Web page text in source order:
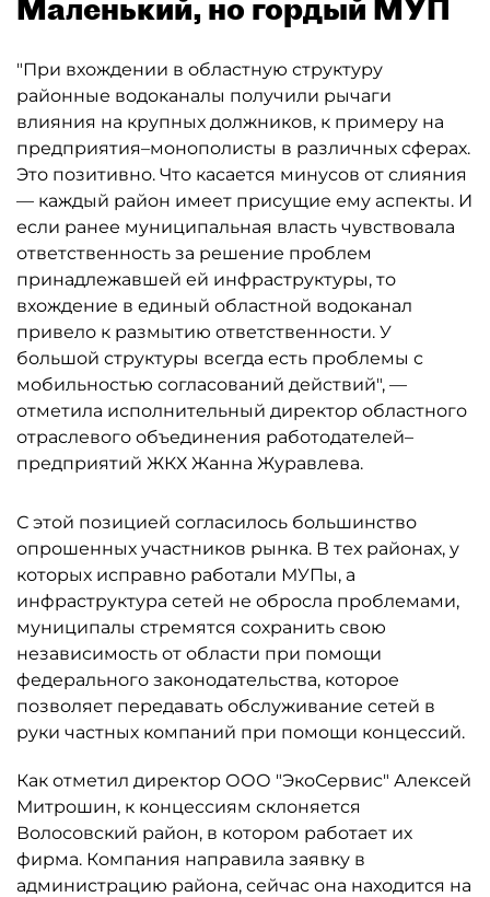
Маленький, но гордый МУП
"При вхождении в областную структуру
районные водоканалы получили рычаги
влияния на крупных должников, к примеру на
предприятия–монополисты в различных сферах.
Это позитивно. Что касается минусов от слияния
— каждый район имеет присущие ему аспекты. И
если ранее муниципальная власть чувствовала
ответственность за решение проблем
принадлежавшей ей инфраструктуры, то
вхождение в единый областной водоканал
привело к размытию ответственности. У
большой структуры всегда есть проблемы с
мобильностью согласований действий", —
отметила исполнительный директор областного
отраслевого объединения работодателей–
предприятий ЖКХ Жанна Журавлева.
С этой позицией согласилось большинство
опрошенных участников рынка. В тех районах, у
которых исправно работали МУПы, а
инфраструктура сетей не обросла проблемами,
муниципалы стремятся сохранить свою
независимость от области при помощи
федерального законодательства, которое
позволяет передавать обслуживание сетей в
руки частных компаний при помощи концессий.
Как отметил директор ООО "ЭкоСервис" Алексей
Митрошин, к концессиям склоняется
Волосовский район, в котором работает их
фирма. Компания направила заявку в
администрацию района, сейчас она находится на